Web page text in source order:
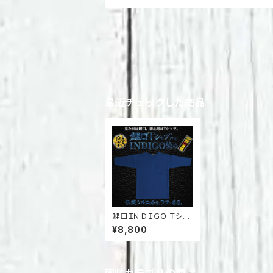
最近チェックした商品
鯉口ＩＮＤＩＧＯ Ｔシャ
ツ™(７分)
¥8,800